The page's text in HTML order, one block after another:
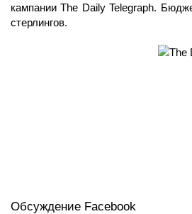
кампании The Daily Telegraph.
стерлингов.
Обсуждение Facebook